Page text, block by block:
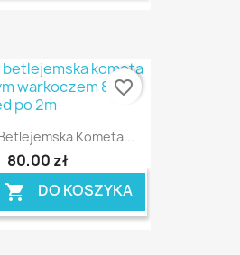
Kometa...
80,00 zł
 DO KOSZYKA
favorite_border